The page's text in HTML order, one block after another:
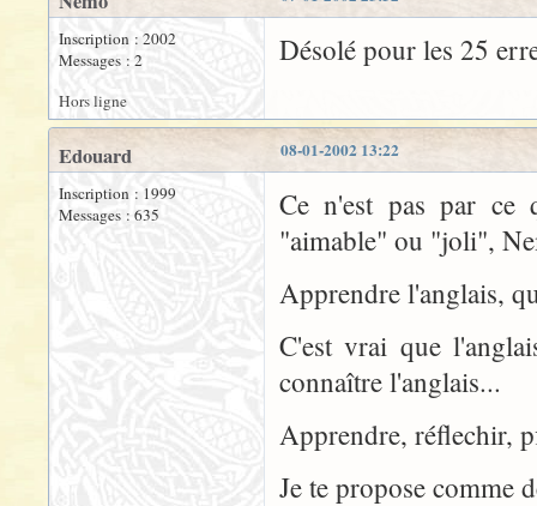
Inscription : 2002
Messages : 2
Désolé pour les 25
Hors ligne
08-01-2002 13:22
Edouard
Inscription : 1999
Messages : 635
Ce n'est pas par ce
"aimable" ou "joli",
Apprendre l'anglais,
C'est vrai que
connaître l'anglais...
Apprendre, réflechir,
Je te propose comme